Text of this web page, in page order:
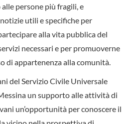
persone più fragili, e
utili e specifiche per
alla vita pubblica del
necessari e per promuoverne
di appartenenza alla comunità.
del Servizio Civile Universale
un supporto alle attività di
un’opportunità per conoscere il